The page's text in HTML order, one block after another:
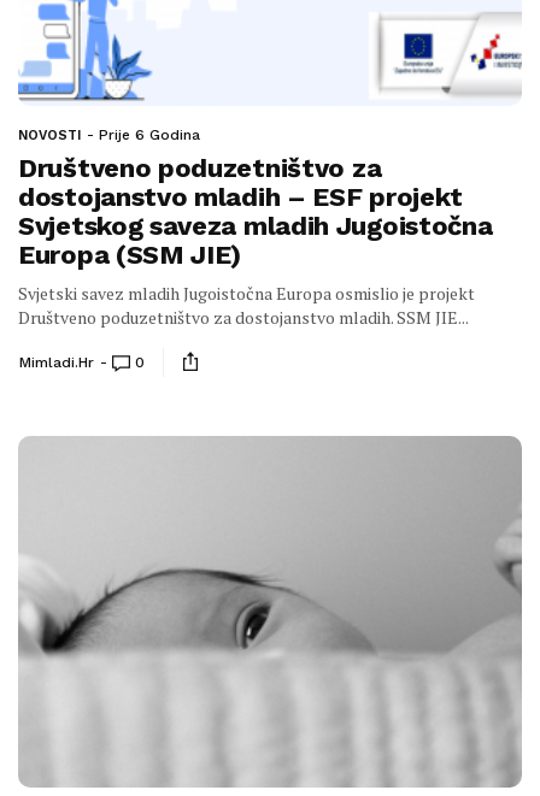
NOVOSTI Prije 6 Godina
Društveno poduzetništvo za
dostojanstvo mladih – ESF projekt
Svjetskog saveza mladih Jugoistočna
Europa (SSM JIE)
Svjetski savez mladih Jugoistočna Europa osmislio je projekt
Društveno poduzetništvo za dostojanstvo mladih. SSM JIE...
Mimladi.hr 0